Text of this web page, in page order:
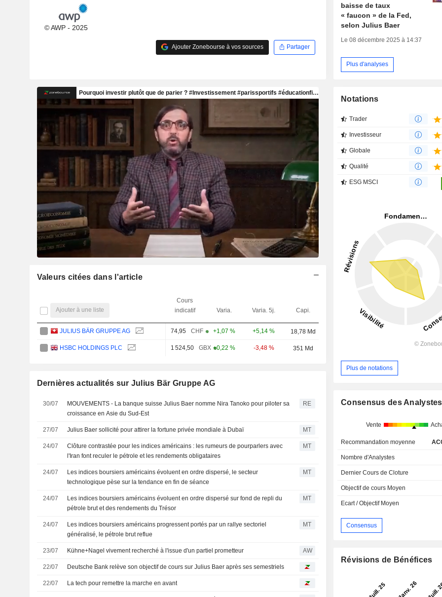
© AWP - 2025
Ajouter Zonebourse à vos sources Partager
Valeurs citées dans l'article
Ajouter à une liste
Cours
indicatif
Varia. Varia. 5j. Capi.
JULIUS BÄR GRUPPE AG 74,95 CHF +1,07 % +5,14 % 18,78 Md
HSBC HOLDINGS PLC 1 524,50 GBX +0,22 % -3,48 % 351 Md
Dernières actualités sur Julius Bär Gruppe AG
30/07
MOUVEMENTS - La banque suisse Julius Baer nomme Nira Tanoko pour piloter sa
croissance en Asie du Sud-Est
RE
27/07 Julius Baer sollicité pour attirer la fortune privée mondiale à Dubaï MT
24/07
Clôture contrastée pour les indices américains : les rumeurs de pourparlers avec
l'Iran font reculer le pétrole et les rendements obligataires
MT
24/07
Les indices boursiers américains évoluent en ordre dispersé, le secteur
technologique pèse sur la tendance en fin de séance
MT
24/07
Les indices boursiers américains évoluent en ordre dispersé sur fond de repli du
pétrole brut et des rendements du Trésor
MT
24/07
Les indices boursiers américains progressent portés par un rallye sectoriel
généralisé, le pétrole brut reflue
MT
23/07 Kühne+Nagel vivement recherché à l'issue d'un partiel prometteur AW
22/07 Deutsche Bank relève son objectif de cours sur Julius Baer après ses semestriels
22/07 La tech pour remettre la marche en avant
baisse de taux
« faucon » de la Fed,
selon Julius Baer
Le 08 décembre 2025 à 14:37
Plus d'analyses
Notations
Trader
Investisseur
Globale
Qualité
ESG MSCI
Plus de notations
Consensus des Analystes
Vente
Recommandation moyenne
Nombre d'Analystes
Dernier Cours de Cloture
Objectif de cours Moyen
Ecart / Objectif Moyen
Consensus
Révisions de Bénéfices